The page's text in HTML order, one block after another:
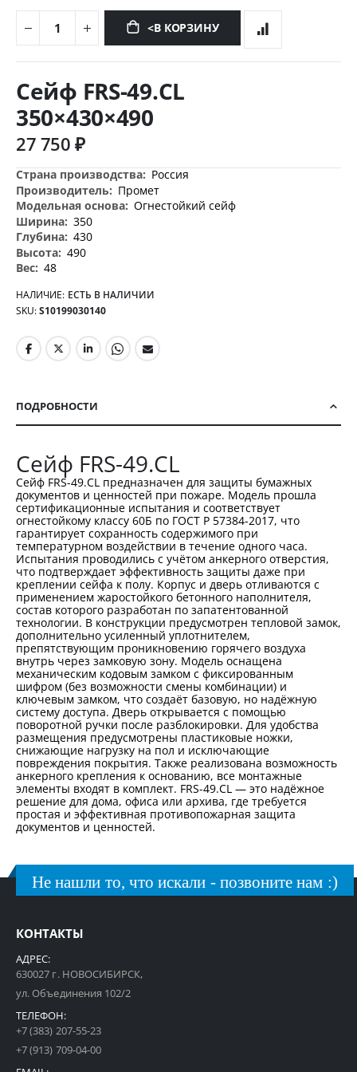
<В КОРЗИНУ
началу
изображений
Сейф FRS-49.СL
350×430×490
27 750 ₽
Дополнительная
информация
Россия
Промет
Огнестойкий сейф
350
430
490
48
НАЛИЧИЕ: ЕСТЬ В НАЛИЧИИ
SKU S10199030140
ПОДРОБНОСТИ
Сейф FRS-49.СL
Сейф FRS-49.CL предназначен для защиты бумажных
документов и ценностей при пожаре. Модель прошла
сертификационные испытания и соответствует
огнестойкому классу 60Б по ГОСТ Р 57384-2017, что
гарантирует сохранность содержимого при
температурном воздействии в течение одного часа.
Испытания проводились с учётом анкерного отверстия,
что подтверждает эффективность защиты даже при
креплении сейфа к полу. Корпус и дверь отливаются с
применением жаростойкого бетонного наполнителя,
состав которого разработан по запатентованной
технологии. В конструкции предусмотрен тепловой замок,
дополнительно усиленный уплотнителем,
препятствующим проникновению горячего воздуха
внутрь через замковую зону. Модель оснащена
механическим кодовым замком с фиксированным
шифром (без возможности смены комбинации) и
ключевым замком, что создаёт базовую, но надёжную
систему доступа. Дверь открывается с помощью
поворотной ручки после разблокировки. Для удобства
размещения предусмотрены пластиковые ножки,
снижающие нагрузку на пол и исключающие
повреждения покрытия. Также реализована возможность
анкерного крепления к основанию, все монтажные
элементы входят в комплект. FRS-49.CL — это надёжное
решение для дома, офиса или архива, где требуется
простая и эффективная противопожарная защита
документов и ценностей.
Не нашли то, что искали - позвоните нам :)
КОНТАКТЫ
АДРЕС:
630027 г. НОВОСИБИРСК,
ул. Объединения 102/2
ТЕЛЕФОН:
+7 (383) 207-55-23
+7 (913) 709-04-00